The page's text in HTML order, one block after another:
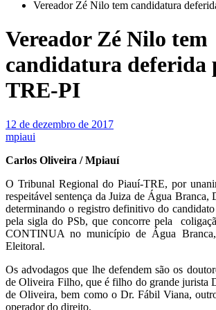
Vereador Zé Nilo tem candidatura
Vereador Zé Nilo tem
candidatura deferida
TRE-PI
12 de dezembro de 2017
mpiaui
Carlos Oliveira / Mpiauí
O Tribunal Regional do Piauí-TRE, por
respeitável sentença da Juiza de Água Branca,
determinando o registro definitivo do
pela sigla do PSb, que concorre pela
CONTINUA no município de Água
Eleitoral.
Os advodagos que lhe defendem são os
de Oliveira Filho, que é filho do grande jurista
de Oliveira, bem como o Dr. Fábil Viana,
operador do direito.